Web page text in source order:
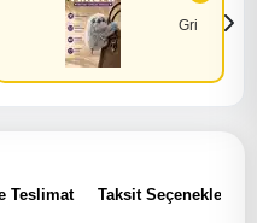
Gri
Teslimat Taksit Seçenekleri